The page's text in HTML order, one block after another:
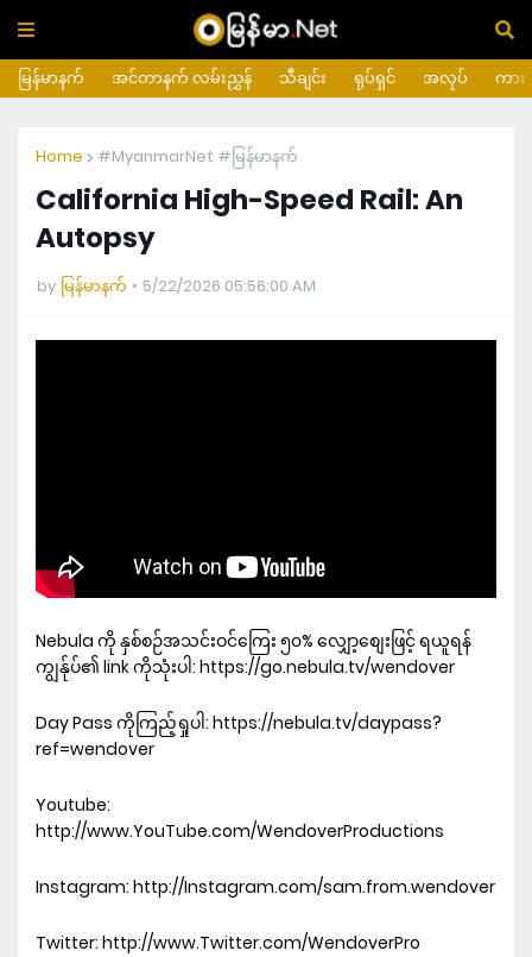
မြန်မာနက် အင်တာနက် လမ်းညွှန် သီချင်း ရုပ်ရှင် အလုပ် ကား
Home #MyanmarNet #မြန်မာနက်
California High-Speed Rail: An
Autopsy
by မြန်မာနက် 5/22/2026 05:56:00 AM
Nebula ကို နှစ်စဉ်အသင်းဝင်ကြေး ၅၀% လျှော့စျေးဖြင့် ရယူရန်
ကျွန်ုပ်၏ link ကိုသုံးပါ: https://go.nebula.tv/wendover
Day Pass ကိုကြည့်ရှုပါ: https://nebula.tv/daypass?
ref=wendover
Youtube:
http://www.YouTube.com/WendoverProductions
Instagram: http://Instagram.com/sam.from.wendover
Twitter: http://www.Twitter.com/WendoverPro